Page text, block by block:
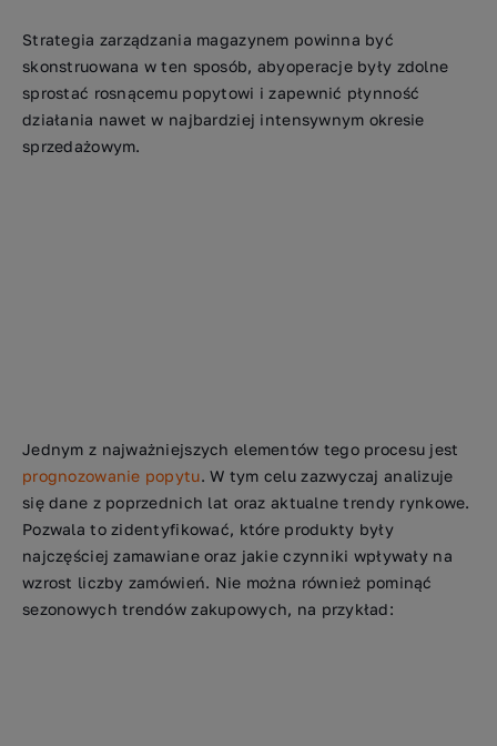
Strategia zarządzania magazynem powinna być
skonstruowana w ten sposób, abyoperacje były zdolne
sprostać rosnącemu popytowi i zapewnić płynność
działania nawet w najbardziej intensywnym okresie
sprzedażowym.
Jednym z najważniejszych elementów tego procesu jest
prognozowanie popytu. W tym celu zazwyczaj analizuje
się dane z poprzednich lat oraz aktualne trendy rynkowe.
Pozwala to zidentyfikować, które produkty były
najczęściej zamawiane oraz jakie czynniki wpływały na
wzrost liczby zamówień. Nie można również pominąć
sezonowych trendów zakupowych, na przykład: